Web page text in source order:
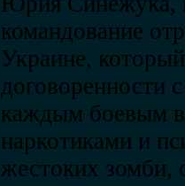
командование
Украине,
договоренности
каждым боевым
наркотиками и
жестоких зомби,